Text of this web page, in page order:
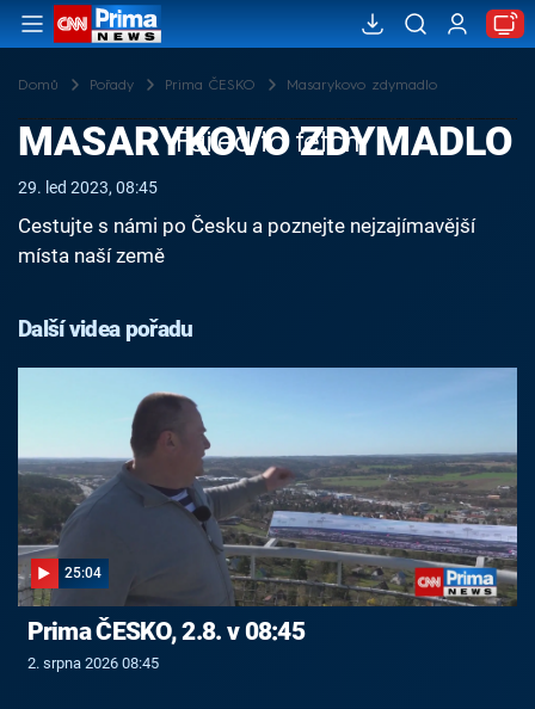
Domů Pořady Prima ČESKO Masarykovo zdymadlo
Failed to fetch
MASARYKOVO ZDYMADLO
29. led 2023, 08:45
Cestujte s námi po Česku a poznejte nejzajímavější
místa naší země
Další videa pořadu
25:04
Prima ČESKO, 2.8. v 08:45
2. srpna 2026 08:45